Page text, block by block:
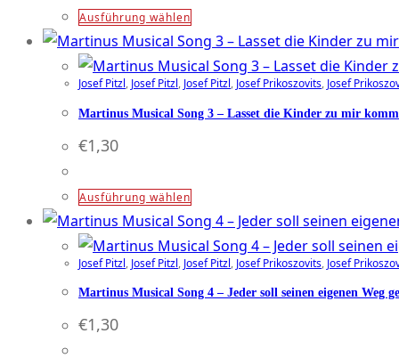
Optionen
können
auf
der
Produktseite
Ausführung wählenDieses
Produkt
weist
mehrere
Varianten
Optionen
können
auf
der
Produktseite
Josef Pitzl, Josef Pitzl, Josef Pitzl, Josef Prikoszovits, Josef
Martinus Musical Song 3 – Lasset die Kinder zu mir
€1,30
Ausführung wählenDieses
Produkt
weist
mehrere
Varianten
Josef Pitzl, Josef Pitzl, Josef Pitzl, Josef Prikoszovits, Josef
Martinus Musical Song 4 – Jeder soll seinen eigenen Weg
€1,30